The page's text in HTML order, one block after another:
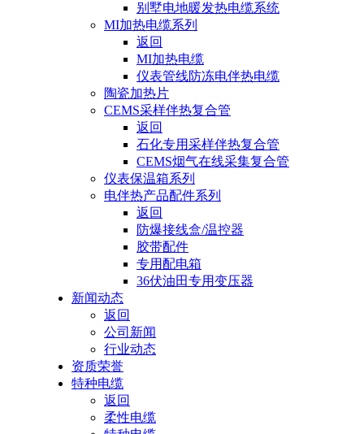
别墅电地暖发热电缆系统
MI加热电缆系列
返回
MI加热电缆
仪表管线防冻电伴热电缆
陶瓷加热片
CEMS采样伴热复合管
返回
石化专用采样伴热复合管
CEMS烟气在线采集复合管
仪表保温箱系列
电伴热产品配件系列
返回
防爆接线盒/温控器
胶带配件
专用配电箱
36伏油田专用变压器
新闻动态
返回
公司新闻
行业动态
资质荣誉
特种电缆
返回
柔性电缆